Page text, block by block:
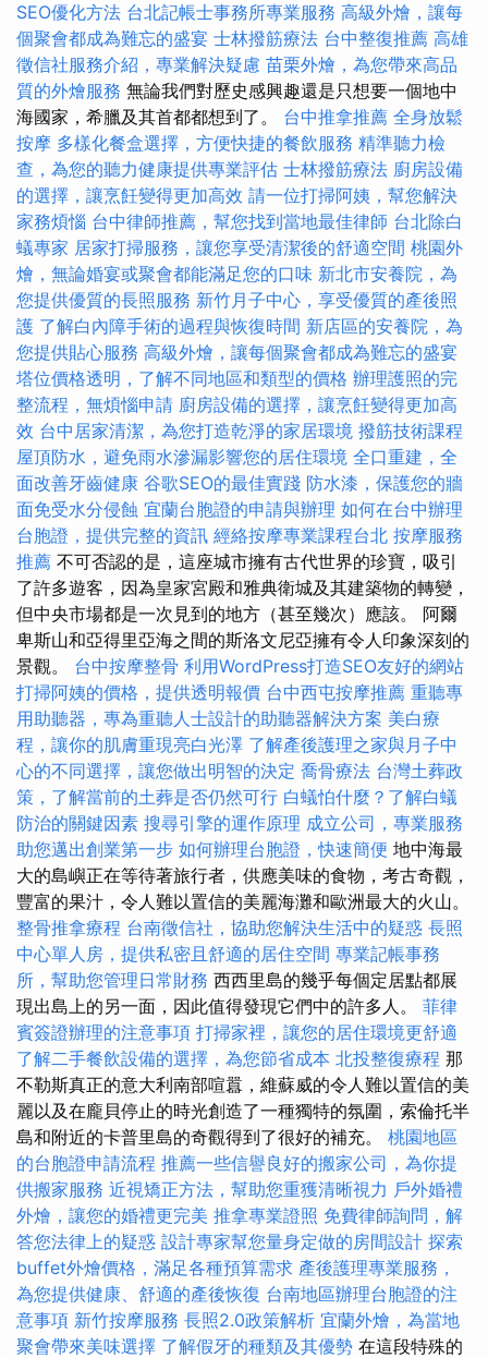
SEO優化方法 台北記帳士事務所專業服務 高級外燴，讓每
個聚會都成為難忘的盛宴 士林撥筋療法 台中整復推薦 高雄
徵信社服務介紹，專業解決疑慮 苗栗外燴，為您帶來高品
質的外燴服務 無論我們對歷史感興趣還是只想要一個地中
海國家，希臘及其首都都想到了。 台中推拿推薦 全身放鬆
按摩 多樣化餐盒選擇，方便快捷的餐飲服務 精準聽力檢
查，為您的聽力健康提供專業評估 士林撥筋療法 廚房設備
的選擇，讓烹飪變得更加高效 請一位打掃阿姨，幫您解決
家務煩惱 台中律師推薦，幫您找到當地最佳律師 台北除白
蟻專家 居家打掃服務，讓您享受清潔後的舒適空間 桃園外
燴，無論婚宴或聚會都能滿足您的口味 新北市安養院，為
您提供優質的長照服務 新竹月子中心，享受優質的產後照
護 了解白內障手術的過程與恢復時間 新店區的安養院，為
您提供貼心服務 高級外燴，讓每個聚會都成為難忘的盛宴
塔位價格透明，了解不同地區和類型的價格 辦理護照的完
整流程，無煩惱申請 廚房設備的選擇，讓烹飪變得更加高
效 台中居家清潔，為您打造乾淨的家居環境 撥筋技術課程
屋頂防水，避免雨水滲漏影響您的居住環境 全口重建，全
面改善牙齒健康 谷歌SEO的最佳實踐 防水漆，保護您的牆
面免受水分侵蝕 宜蘭台胞證的申請與辦理 如何在台中辦理
台胞證，提供完整的資訊 經絡按摩專業課程台北 按摩服務
推薦 不可否認的是，這座城市擁有古代世界的珍寶，吸引
了許多遊客，因為皇家宮殿和雅典衛城及其建築物的轉變，
但中央市場都是一次見到的地方（甚至幾次）應該。 阿爾
卑斯山和亞得里亞海之間的斯洛文尼亞擁有令人印象深刻的
景觀。 台中按摩整骨 利用WordPress打造SEO友好的網站
打掃阿姨的價格，提供透明報價 台中西屯按摩推薦 重聽專
用助聽器，專為重聽人士設計的助聽器解決方案 美白療
程，讓你的肌膚重現亮白光澤 了解產後護理之家與月子中
心的不同選擇，讓您做出明智的決定 喬骨療法 台灣土葬政
策，了解當前的土葬是否仍然可行 白蟻怕什麼？了解白蟻
防治的關鍵因素 搜尋引擎的運作原理 成立公司，專業服務
助您邁出創業第一步 如何辦理台胞證，快速簡便 地中海最
大的島嶼正在等待著旅行者，供應美味的食物，考古奇觀，
豐富的果汁，令人難以置信的美麗海灘和歐洲最大的火山。
整骨推拿療程 台南徵信社，協助您解決生活中的疑惑 長照
中心單人房，提供私密且舒適的居住空間 專業記帳事務
所，幫助您管理日常財務 西西里島的幾乎每個定居點都展
現出島上的另一面，因此值得發現它們中的許多人。 菲律
賓簽證辦理的注意事項 打掃家裡，讓您的居住環境更舒適
了解二手餐飲設備的選擇，為您節省成本 北投整復療程 那
不勒斯真正的意大利南部喧囂，維蘇威的令人難以置信的美
麗以及在龐貝停止的時光創造了一種獨特的氛圍，索倫托半
島和附近的卡普里島的奇觀得到了很好的補充。 桃園地區
的台胞證申請流程 推薦一些信譽良好的搬家公司，為你提
供搬家服務 近視矯正方法，幫助您重獲清晰視力 戶外婚禮
外燴，讓您的婚禮更完美 推拿專業證照 免費律師詢問，解
答您法律上的疑惑 設計專家幫您量身定做的房間設計 探索
buffet外燴價格，滿足各種預算需求 產後護理專業服務，
為您提供健康、舒適的產後恢復 台南地區辦理台胞證的注
意事項 新竹按摩服務 長照2.0政策解析 宜蘭外燴，為當地
聚會帶來美味選擇 了解假牙的種類及其優勢 在這段特殊的